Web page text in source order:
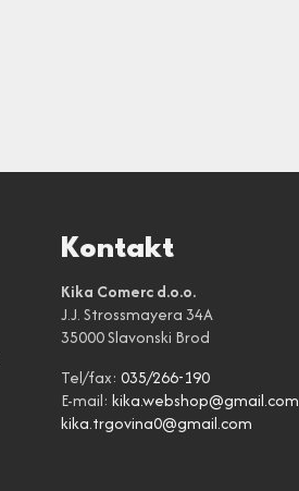
Kontakt
Kika Comerc d.o.o.
J.J. Strossmayera 34A
35000 Slavonski Brod
Tel/fax: 035/266-190
E-mail: kika.webshop@gmail.com
kika.trgovina0@gmail.com